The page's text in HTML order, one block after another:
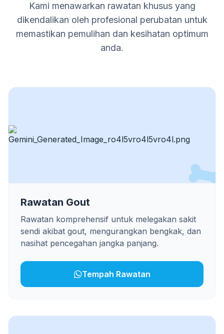
Kami menawarkan rawatan khusus yang
dikendalikan oleh profesional perubatan untuk
memastikan pemulihan dan kesihatan optimum
anda.
Rawatan Gout
Rawatan komprehensif untuk melegakan sakit
sendi akibat gout, mengurangkan bengkak, dan
nasihat pencegahan jangka panjang.
Tempah Rawatan